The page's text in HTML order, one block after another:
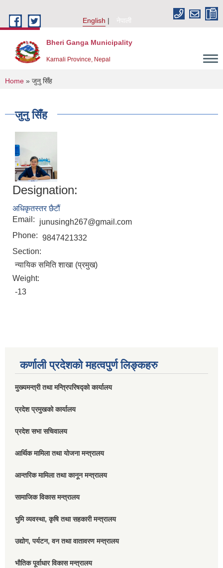
English
नेपाली
Bheri Ganga Municipality
Karnali Province, Nepal
You are here
Home » जुनु सिँह
जुनु सिँह
Designation:
अधिकृतस्तर छैटौं
Email:
junusingh267@gmail.com
Phone: 9847421332
Section:
न्यायिक समिति शाखा (प्रमुख)
Weight:
-13
कर्णाली प्रदेशको महत्वपुर्ण लिङ्कहरु
मुख्यमन्त्री तथा मन्त्रिपरिषद्को कार्यालय
प्रदेश प्रमुखको कार्यालय
प्रदेश सभा सचिवालय
आर्थिक मामिला तथा योजना मन्त्रालय
आन्तरिक मामिला तथा कानून मन्त्रालय
सामाजिक विकास मन्त्रालय
भुमि व्यवस्था, कृषि तथा सहकारी मन्त्रालय
उद्योग, पर्यटन, वन तथा वातावरण मन्त्रालय
भौतिक पूर्वाधार विकास मन्त्रालय